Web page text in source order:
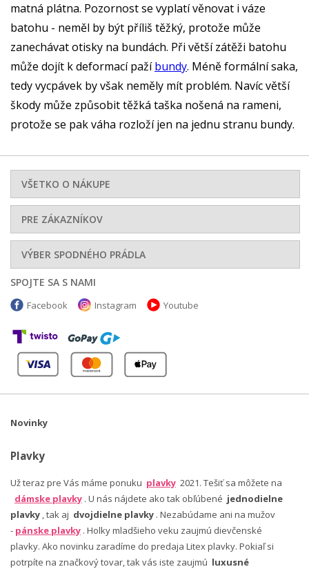
matná plátna. Pozornost se vyplatí věnovat i váze
batohu - neměl by být příliš těžký, protože může
zanechávat otisky na bundách. Při větší zátěži batohu
může dojít k deformací pažíbundy. Méně formální saka,
tedy vycpávek by však neměly mít problém. Navíc větší
škody může způsobit těžká taška nošená na rameni,
protože se pak váha rozloží jen na jednu stranu bundy.
VŠETKO O NÁKUPE
PRE ZÁKAZNÍKOV
VÝBER SPODNÉHO PRÁDLA
SPOJTE SA S NAMI
Facebook Instagram Youtube
Novinky
Plavky
Už teraz pre Vás máme ponuku plavky 2021. Tešiť sa môžete na
dámske plavky . U nás nájdete ako tak obľúbené jednodielne
plavky , tak aj dvojdielne plavky . Nezabúdame ani na mužov
- pánske plavky . Holky mladšieho veku zaujmú dievčenské
plavky. Ako novinku zaradíme do predaja Litex plavky. Pokiaľ si
potrpíte na značkový tovar, tak vás iste zaujmú luxusné